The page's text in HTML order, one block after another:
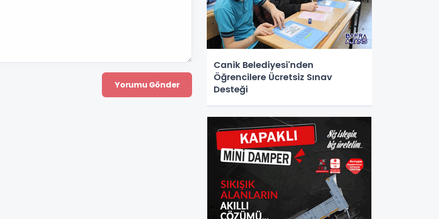
Canik Belediyesi'nden
Öğrencilere Ücretsiz Sınav
Desteği